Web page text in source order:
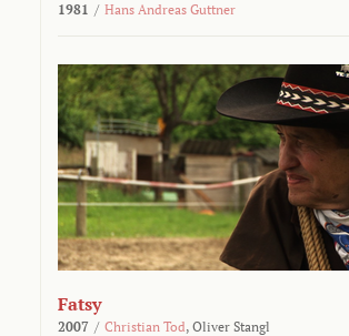
1981 / Hans Andreas Guttner
Fatsy
2007 / Christian Tod, Oliver Stangl